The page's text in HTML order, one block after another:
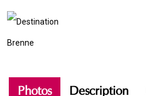
Photos Description